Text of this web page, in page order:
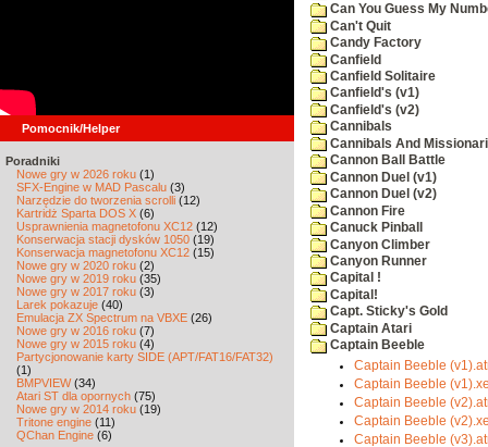
Pomocnik/Helper
Poradniki
Nowe gry w 2026 roku (1)
SFX-Engine w MAD Pascalu (3)
Narzędzie do tworzenia scrolli (12)
Kartridż Sparta DOS X (6)
Usprawnienia magnetofonu XC12 (12)
Konserwacja stacji dysków 1050 (19)
Konserwacja magnetofonu XC12 (15)
Nowe gry w 2020 roku (2)
Nowe gry w 2019 roku (35)
Nowe gry w 2017 roku (3)
Larek pokazuje (40)
Emulacja ZX Spectrum na VBXE (26)
Nowe gry w 2016 roku (7)
Nowe gry w 2015 roku (4)
Partycjonowanie karty SIDE (APT/FAT16/FAT32)
(1)
BMPVIEW(34)
Atari ST dla opornych (75)
Nowe gry w 2014 roku (19)
Tritone engine (11)
QChan Engine (6)
Can You Guess My
Can't Quit
Candy Factory
Canfield
Canfield Solitaire
Canfield's (v1)
Canfield's (v2)
Cannibals
Cannibals And
Cannon Ball Battle
Cannon Duel (v1)
Cannon Duel (v2)
Cannon Fire
Canuck Pinball
Canyon Climber
Canyon Runner
Capital !
Capital!
Capt. Sticky's Gold
Captain Atari
Captain Beeble
Captain Beeble
Captain Beeble
Captain Beeble
Captain Beeble
Captain Beeble